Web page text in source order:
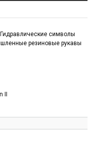
Гидравлические символы
резиновые рукавы